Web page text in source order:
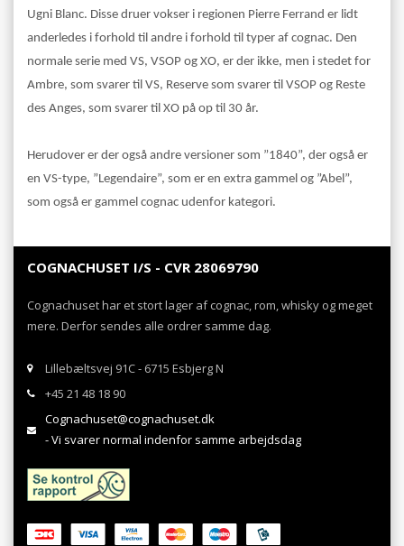
Ugni Blanc. Disse druer vokser i regionen Pierre Ferrand er lidt
anderledes i forhold til andre i forhold til typer af cognac. Den
normale serie med VS, VSOP og XO, er der ikke, men i stedet for
Ambre, som svarer til VS, Reserve som svarer til VSOP og Reste
des Anges, som svarer til XO på op til 30 år.
Herudover er der også andre versioner som ”1840”, der også er
en VS-type, ”Legendaire”, som er en extra gammel og ”Abel”,
som også er gammel cognac udenfor kategori.
COGNACHUSET I/S - CVR 28069790
Cognachuset har et stort lager af cognac, rom, whisky og meget
mere. Derfor sendes alle ordrer samme dag.
Lillebæltsvej 91C - 6715 Esbjerg N
+45 21 48 18 90
Cognachuset@cognachuset.dk
- Vi svarer normal indenfor samme arbejdsdag